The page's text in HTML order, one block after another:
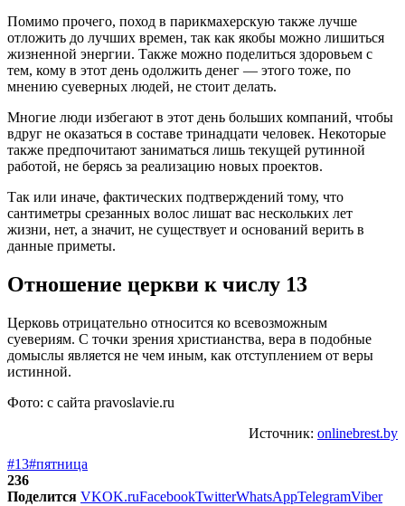
Помимо прочего, поход в парикмахерскую также лучше
отложить до лучших времен, так как якобы можно лишиться
жизненной энергии. Также можно поделиться здоровьем с
тем, кому в этот день одолжить денег — этого тоже, по
мнению суеверных людей, не стоит делать.
Многие люди избегают в этот день больших компаний, чтобы
вдруг не оказаться в составе тринадцати человек. Некоторые
также предпочитают заниматься лишь текущей рутинной
работой, не берясь за реализацию новых проектов.
Так или иначе, фактических подтверждений тому, что
сантиметры срезанных волос лишат вас нескольких лет
жизни, нет, а значит, не существует и оснований верить в
данные приметы.
Отношение церкви к числу 13
Церковь отрицательно относится ко всевозможным
суевериям. С точки зрения христианства, вера в подобные
домыслы является не чем иным, как отступлением от веры
истинной.
Фото: с сайта pravoslavie.ru
Источник: onlinebrest.by
#13#пятница
236
Поделится VKOK.ruFacebookTwitterWhatsAppTelegramViber